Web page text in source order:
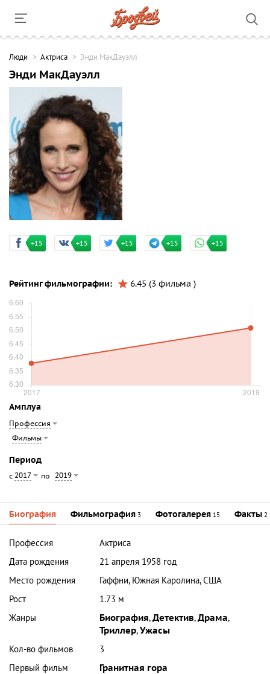
Люди Актриса Энди МакДауэлл
Энди МакДауэлл
+15 +15 +15 +15 +15
Рейтинг фильмографии: 6.45 (3 фильма )
Амплуа
Профессия
Фильмы
Период
с 2017 по 2019
Биография Фильмография 3 Фотогалерея 15 Факты 2
Профессия
Актриса
Дата рождения
21 апреля 1958 год
Место рождения
Гаффни, Южная Каролина, США
Рост
1.73 м
Жанры
Биография,Детектив,Драма,
Триллер,Ужасы
Кол-во фильмов
3
Первый фильм
Гранитная гора